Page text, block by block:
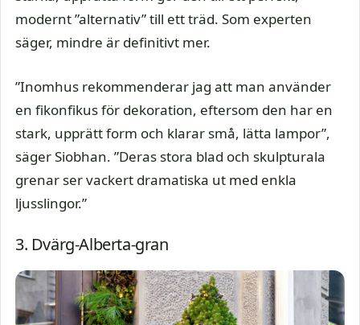
modernt ”alternativ” till ett träd. Som experten
säger, mindre är definitivt mer.
”Inomhus rekommenderar jag att man använder
en fikonfikus för dekoration, eftersom den har en
stark, upprätt form och klarar små, lätta lampor”,
säger Siobhan. ”Deras stora blad och skulpturala
grenar ser vackert dramatiska ut med enkla
ljusslingor.”
3. Dvärg-Alberta-gran